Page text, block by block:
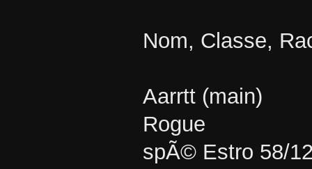
Nom, Classe,
Aarrtt (main)
Rogue
spÃ© Estro 58/